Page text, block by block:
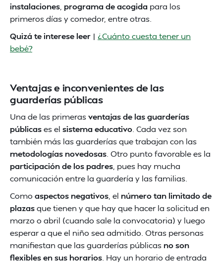
instalaciones programa de acogida para los
primeros días y comedor, entre otras.
Quizá te interese leer | ¿Cuánto cuesta tener un
bebé?
Ventajas e inconvenientes de las
guarderías públicas
Una de las primerasventajas de las guarderías
públicases el sistema educativo . Cada vez son
también más las guarderías que trabajan con las
metodologías novedosas . Otro punto favorable es la
participación de los padres , pues hay mucha
comunicación entre la guardería y las familias.
Como aspectos negativos , el número tan limitado de
plazasque tienen y que hay que hacer la solicitud en
marzo o abril (cuando sale la convocatoria) y luego
esperar a que el niño sea admitido. Otras personas
manifiestan que las guarderías públicas no son
flexibles en sus horarios . Hay un horario de entrada